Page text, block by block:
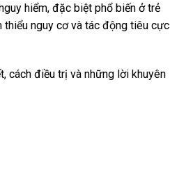
hiểm, đặc biệt phổ biến ở trẻ
thiểu nguy cơ và tác động tiêu cực
cách điều trị và những lời khuyên